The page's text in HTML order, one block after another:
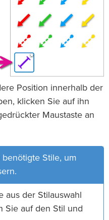
Position innerhalb der
klicken Sie auf ihn
Maustaste an
Stile, um
aus der Stilauswahl
Sie auf den Stil und